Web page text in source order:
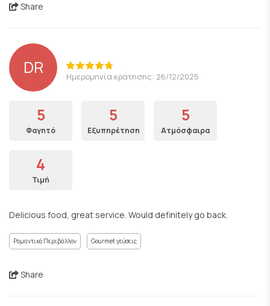
Share
DR Ημερομηνία κράτησης: 26/12/2025
5
Φαγητό
5
Εξυπηρέτηση
5
Ατμόσφαιρα
4
Τιμή
Delicious food, great service. Would definitely go back.
Ρομαντικό Περιβάλλον Gourmet γεύσεις
Share